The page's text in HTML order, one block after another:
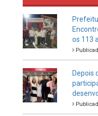
os 113
Depois